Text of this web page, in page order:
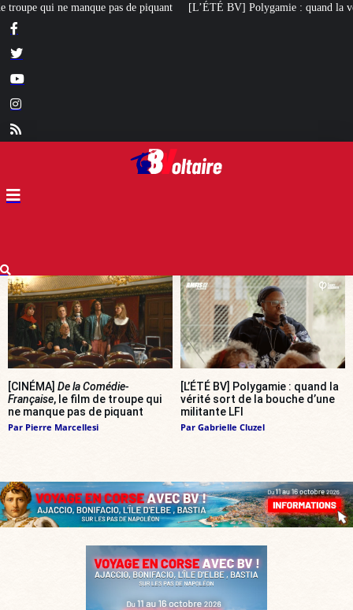
[L’ÉTÉ BV] Polygamie : quand la vérité sort de la bouche d’une
[CINÉMA] De la Comédie-
Française, le film de troupe qui
ne manque pas de piquant
Par Pierre Marcellesi
[L’ÉTÉ BV] Polygamie : quand la
vérité sort de la bouche d’une
militante LFI
Par Gabrielle Cluzel